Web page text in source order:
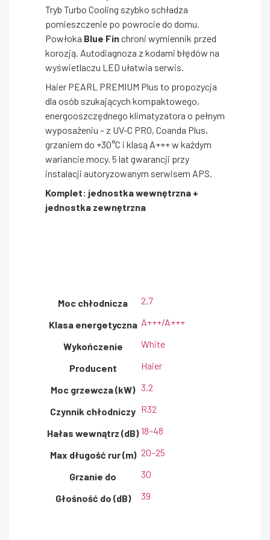
Tryb Turbo Cooling szybko schładza
pomieszczenie po powrocie do domu.
Powłoka Blue Finchroni wymiennik przed
korozją. Autodiagnoza z kodami błędów na
wyświetlaczu LED ułatwia serwis.
Haier PEARL PREMIUM Plus to propozycja
dla osób szukających kompaktowego,
energooszczędnego klimatyzatora o pełnym
wyposażeniu – z UV-C PRO, Coanda Plus,
grzaniem do +30°C i klasą A+++ w każdym
wariancie mocy. 5 lat gwarancji przy
instalacji autoryzowanym serwisem APS.
Komplet: jednostka wewnętrzna +
jednostka zewnętrzna
Moc chłodnicza 2,7
Klasa energetyczna A+++/A+++
Wykończenie White
Producent Haier
Moc grzewcza (kW) 3,2
Czynnik chłodniczy R32
Hałas wewnątrz (dB) 18–48
Max długość rur (m) 20–25
Grzanie do 30
Głośność do (dB) 39